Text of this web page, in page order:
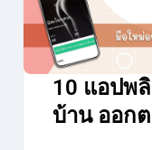
10 แอปพ
บ้าน ออก